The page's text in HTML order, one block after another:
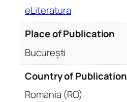
eLiteratura
Place of Publication
București
Country of Publication
Romania (RO)